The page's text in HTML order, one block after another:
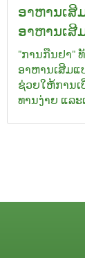
ອາຫານເສີ
ອາຫານເສີ
"ການກືນຢາ"
ອາຫານເສີມແ
ຊ່ວຍໃຫ້ການເ
ທານງ່າຍ ແລ